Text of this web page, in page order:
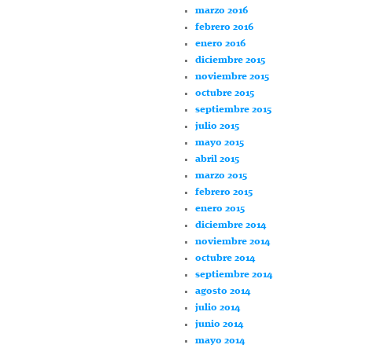
marzo 2016
febrero 2016
enero 2016
diciembre 2015
noviembre 2015
octubre 2015
septiembre 2015
julio 2015
mayo 2015
abril 2015
marzo 2015
febrero 2015
enero 2015
diciembre 2014
noviembre 2014
octubre 2014
septiembre 2014
agosto 2014
julio 2014
junio 2014
mayo 2014